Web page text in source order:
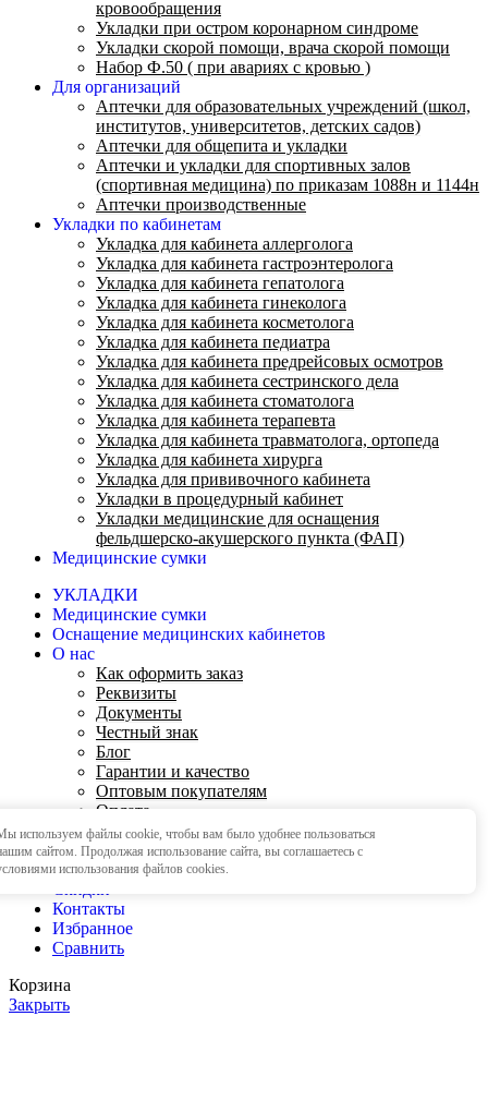
используем файлы cookie, чтобы вам было удобнее пользоваться
сайтом. Продолжая использование сайта, вы соглашаетесь c
использования файлов cookies.
кровообращения
Укладки при остром коронарном синдроме
Укладки скорой помощи, врача скорой помощи
Набор Ф.50 ( при авариях с кровью )
Для организаций
Аптечки для образовательных учреждений (школ,
институтов, университетов, детских садов)
Аптечки для общепита и укладки
Аптечки и укладки для спортивных залов
(спортивная медицина) по приказам 1088н и 1144н
Аптечки производственные
Укладки по кабинетам
Укладка для кабинета аллерголога
Укладка для кабинета гастроэнтеролога
Укладка для кабинета гепатолога
Укладка для кабинета гинеколога
Укладка для кабинета косметолога
Укладка для кабинета педиатра
Укладка для кабинета предрейсовых осмотров
Укладка для кабинета сестринского дела
Укладка для кабинета стоматолога
Укладка для кабинета терапевта
Укладка для кабинета травматолога, ортопеда
Укладка для кабинета хирурга
Укладка для прививочного кабинета
Укладки в процедурный кабинет
Укладки медицинские для оснащения
фельдшерско-акушерского пункта (ФАП)
Медицинские сумки
УКЛАДКИ
Медицинские сумки
Оснащение медицинских кабинетов
О нас
Как оформить заказ
Реквизиты
Документы
Честный знак
Блог
Гарантии и качество
Оптовым покупателям
Оплата
Регламентирующие документы
Часто задаваемые вопросы
Доставка
Контакты
Избранное
Сравнить
Корзина
Закрыть